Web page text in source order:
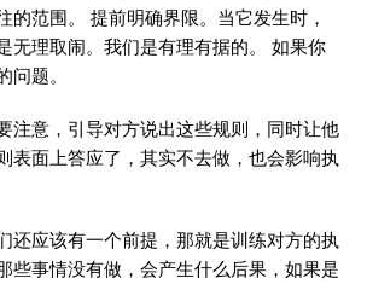
的范围。 提前明确界限。当它发生时，
无理取闹。我们是有理有据的。 如果你
问题。
注意，引导对方说出这些规则，同时让他
表面上答应了，其实不去做，也会影响执
还应该有一个前提，那就是训练对方的执
些事情没有做，会产生什么后果，如果是